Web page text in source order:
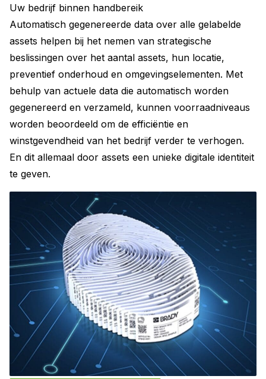
Uw bedrijf binnen handbereik
Automatisch gegenereerde data over alle gelabelde
assets helpen bij het nemen van strategische
beslissingen over het aantal assets, hun locatie,
preventief onderhoud en omgevingselementen. Met
behulp van actuele data die automatisch worden
gegenereerd en verzameld, kunnen voorraadniveaus
worden beoordeeld om de efficiëntie en
winstgevendheid van het bedrijf verder te verhogen.
En dit allemaal door assets een unieke digitale identiteit
te geven.